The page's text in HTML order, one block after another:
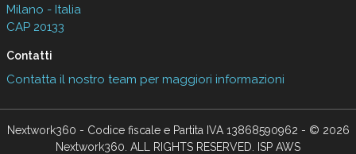
Milano - Italia
CAP 20133
Contatti
Contatta il nostro team per maggiori informazioni
Nextwork360 - Codice fiscale e Partita IVA 13868590962 - © 2026
Nextwork360. ALL RIGHTS RESERVED. ISP AWS